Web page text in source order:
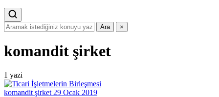
Ara ×
komandit şirket
1 yazi
komandit şirket 29 Ocak 2019